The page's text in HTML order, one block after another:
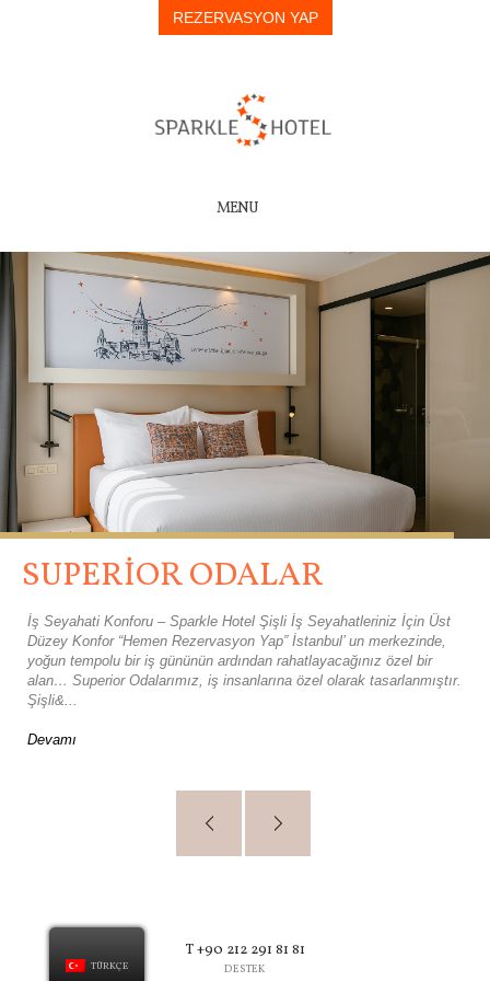
REZERVASYON YAP
MENU
SUPERIOR ODALAR
İş Seyahati Konforu – Sparkle Hotel Şişli İş Seyahatleriniz İçin Üst
Düzey Konfor “Hemen Rezervasyon Yap” İstanbul’ un merkezinde,
yoğun tempolu bir iş gününün ardından rahatlayacağınız özel bir
alan… Superior Odalarımız, iş insanlarına özel olarak tasarlanmıştır.
Şişli&...
Devamı
T +90 212 291 81 81
DESTEK
TÜRKÇE